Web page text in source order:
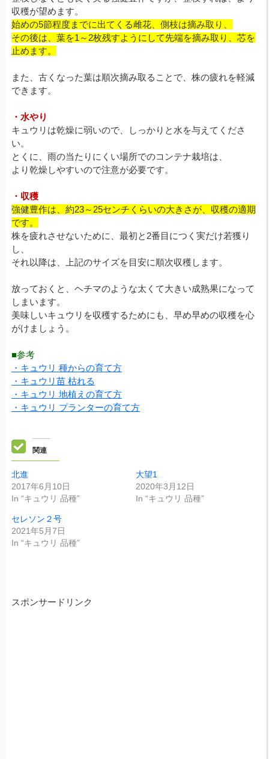
収穫が望めます。
始めの5節程度までに出てくる雌花、側枝は摘み取り、
その後は、葉を1～2枚残すようにして先端を摘み取り、芯を
止めます。
また、古くなった葉は順次摘み取ることで、株の疲れを軽減
できます。
・水やり
キュウリは乾燥に弱いので、しっかりと水を与えてくださ
い。
とくに、雨の当たりにくい場所でのコンテナ栽培は、
より乾燥しやすいので注意が必要です。
・収穫
強健豊作は、約23～25センチくらいの大きさが、収穫の適期
です。
株を疲れさせないために、最初と2番目につく実だけ若獲り
し、
それ以降は、上記のサイズを目安に順次収穫します。
放っておくと、ヘチマのような太くて大きい成熟果になって
しまいます。
美味しいキュウリを収穫するためにも、早め早めの収穫を心
がけましょう。
■参考
・キュウリ 種からの育て方
・キュウリ苗 枯れる
・キュウリ 地植えの育て方
・キュウリ プランターの育て方
関連
北進
2017年6月10日
In “キュウリ 品種”
大望1
2020年3月12日
In “キュウリ 品種”
セレソン２号
2021年5月7日
In “キュウリ 品種”
スポンサードリンク